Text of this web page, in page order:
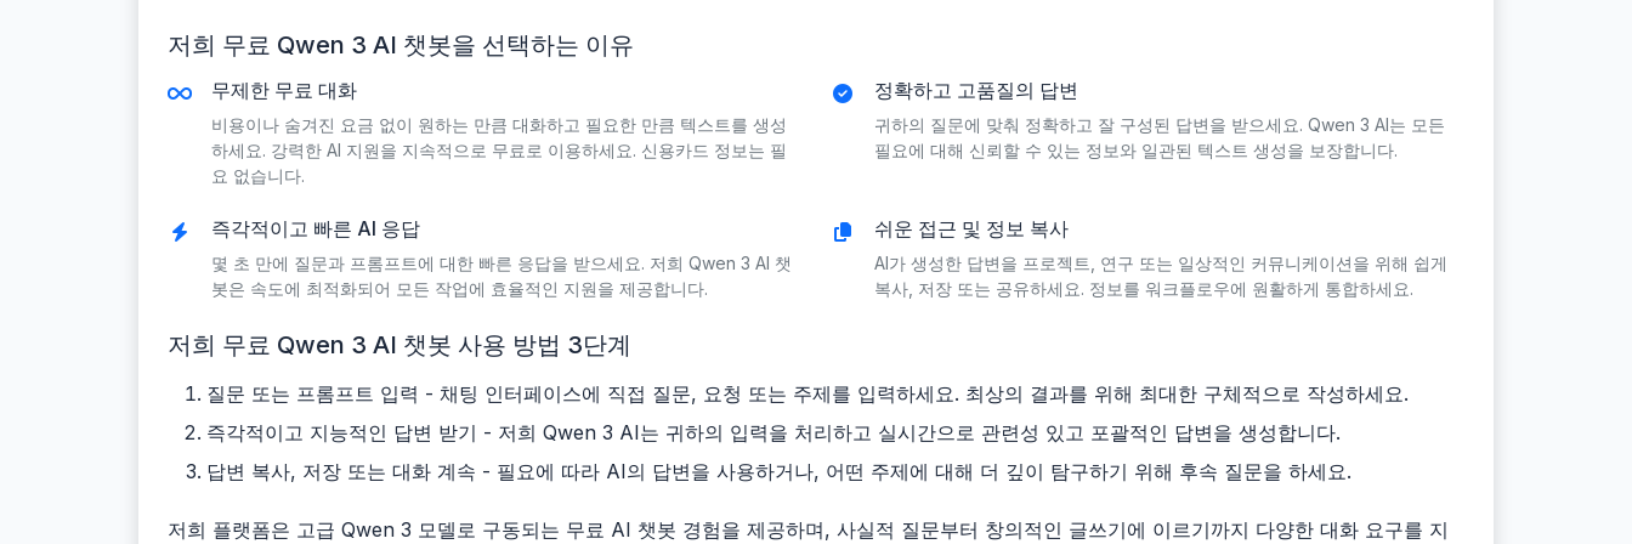
저희 무료 Qwen 3 AI 챗봇을 선택하는 이유
무제한 무료 대화
비용이나 숨겨진 요금 없이 원하는 만큼 대화하고 필요한 만큼 텍스트를 생성
하세요. 강력한 AI 지원을 지속적으로 무료로 이용하세요. 신용카드 정보는 필
요 없습니다.
정확하고 고품질의 답변
귀하의 질문에 맞춰 정확하고 잘 구성된 답변을 받으세요. Qwen 3 AI는 모든
필요에 대해 신뢰할 수 있는 정보와 일관된 텍스트 생성을 보장합니다.
즉각적이고 빠른 AI 응답
몇 초 만에 질문과 프롬프트에 대한 빠른 응답을 받으세요. 저희 Qwen 3 AI 챗
봇은 속도에 최적화되어 모든 작업에 효율적인 지원을 제공합니다.
쉬운 접근 및 정보 복사
AI가 생성한 답변을 프로젝트, 연구 또는 일상적인 커뮤니케이션을 위해 쉽게
복사, 저장 또는 공유하세요. 정보를 워크플로우에 원활하게 통합하세요.
저희 무료 Qwen 3 AI 챗봇 사용 방법 3단계
질문 또는 프롬프트 입력 - 채팅 인터페이스에 직접 질문, 요청 또는 주제를 입력하세요. 최상의 결과를 위해 최대한 구체적으로 작성하세요.
즉각적이고 지능적인 답변 받기 - 저희 Qwen 3 AI는 귀하의 입력을 처리하고 실시간으로 관련성 있고 포괄적인 답변을 생성합니다.
답변 복사, 저장 또는 대화 계속 - 필요에 따라 AI의 답변을 사용하거나, 어떤 주제에 대해 더 깊이 탐구하기 위해 후속 질문을 하세요.
저희 플랫폼은 고급 Qwen 3 모델로 구동되는 무료 AI 챗봇 경험을 제공하며, 사실적 질문부터 창의적인 글쓰기에 이르기까지 다양한 대화 요구를 지